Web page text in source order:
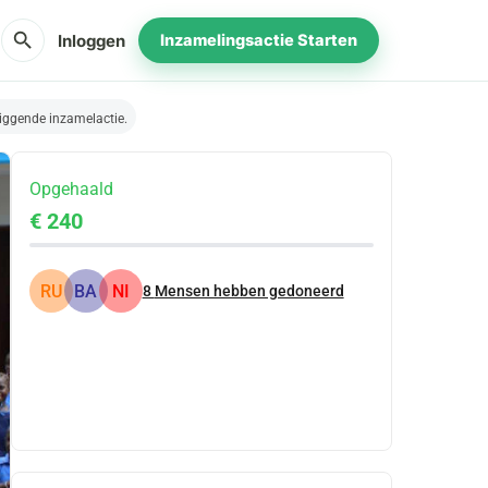
search Inloggen Inzamelingsactie Starten
inzamelactie.
Opgehaald
€ 240
RU BA NI 8 Mensen hebben gedoneerd